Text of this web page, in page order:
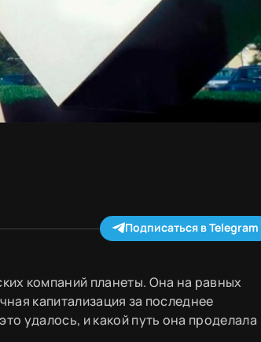
Подписаться в Telegram
компаний планеты. Она на равных
капитализация за последнее
удалось, и какой путь она проделала